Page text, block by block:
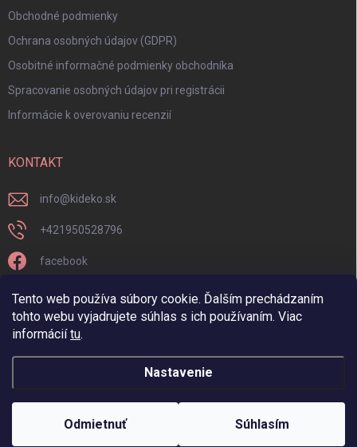
Tento web používa súbory cookie. Ďalším prechádzaním
tohto webu vyjadrujete súhlas s ich používaním. Viac
informáciítu.
Nastavenie
Odmietnuť Súhlasím
Obchodné podmienky
Ochrana osobných údajov (GDPR)
Osobitné informačné podmienky obchodníka
Spracovanie osobných údajov pri registrácii
Informácie k overovaniu recenzií
KONTAKT
info@kideko.sk
+421950528796
facebook
kideko.sk/
Vytvoril Shoptet
Copyright 2026 . Všetky práva vyhradené.